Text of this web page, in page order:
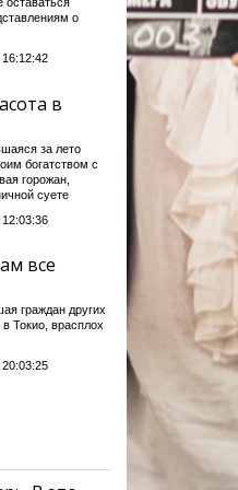
о
в
за лето
богатством с
горожан,
суете
все
граждан других
Токио, врасплох